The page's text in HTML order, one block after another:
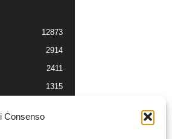
Consenso
12873
2914
2411
1315